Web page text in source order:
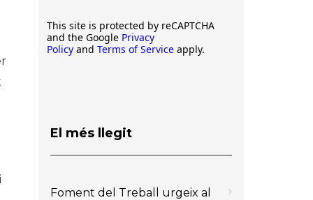
This site is protected by reCAPTCHA
and the Google Privacy
Policy and Terms of Service apply.
El més llegit
Foment del Treball urgeix al